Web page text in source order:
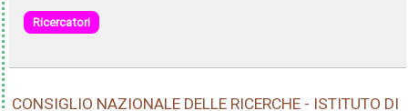
Ricercatori
CONSIGLIO NAZIONALE DELLE RICERCHE - ISTITUTO DI